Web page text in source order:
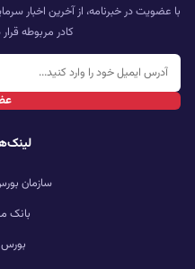
با عضویت در خبرنامه، از آخرین اخبار
کادر مربوطه
سازمان
بانک
بورس